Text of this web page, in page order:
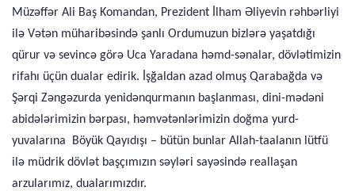
Müzəffər Ali Baş Komandan, Prezident İlham Əliyevin rəhbərliyi
ilə Vətən müharibəsində şanlı Ordumuzun bizlərə yaşatdığı
qürur və sevincə görə Uca Yaradana həmd-sənalar, dövlətimizin
rifahı üçün dualar edirik. İşğaldan azad olmuş Qarabağda və
Şərqi Zəngəzurda yenidənqurmanın başlanması, dini-mədəni
abidələrimizin bərpası, həmvətənlərimizin doğma yurd-
yuvalarına Böyük Qayıdışı – bütün bunlar Allah-taalanın lütfü
ilə müdrik dövlət başçımızın səyləri sayəsində reallaşan
arzularımız, dualarımızdır.